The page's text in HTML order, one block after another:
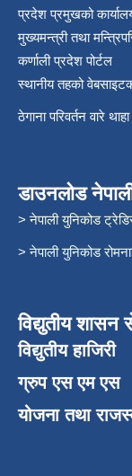
प्रदेश प्रमुखको
मुख्यमन्त्री तथा
कर्णाली प्रदेश पोर्टल
स्थानीय तहको
ठेगाना परिवर्तन वारे
डाउनलोड
> नेपाली युनिकोड
> नेपाली युनिकोड
विद्युतीय शासन
विद्युतीय हाजिरी
ग्रुप एस एम एस
योजना तथा